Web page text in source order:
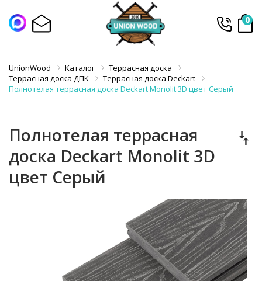
0
UnionWood Каталог
Террасная доска
Террасная доска ДПК
Террасная доска Deckart
Полнотелая террасная доска Deckart Monolit 3D цвет Серый
Полнотелая террасная
доска Deckart Monolit 3D
цвет Серый